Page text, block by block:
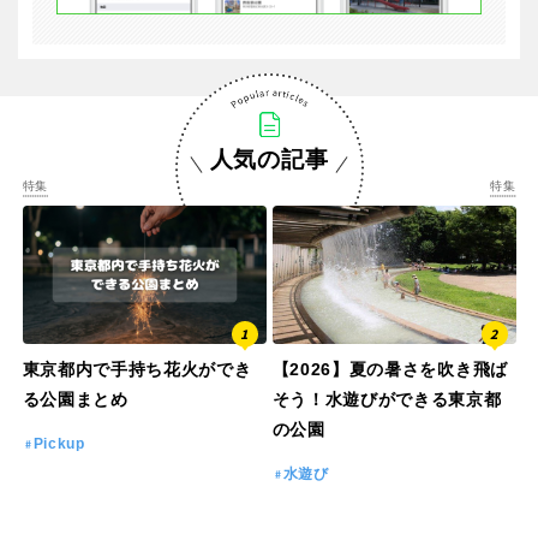
人気の記事
特集
東京都内で手持ち花火ができ
る公園まとめ
Pickup
特集
【2026】夏の暑さを吹き飛ば
そう！水遊びができる東京都
の公園
水遊び